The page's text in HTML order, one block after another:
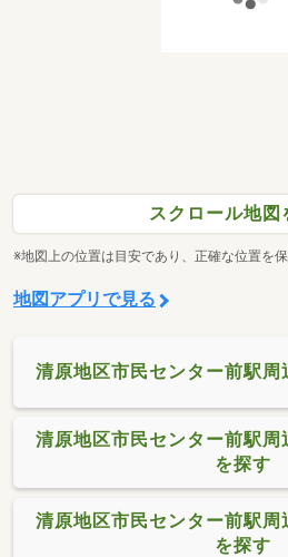
スクロール地図
※地図上の位置は目安であり、正確な位置を
地図アプリで見る
清原地区市民センター前駅
清原地区市民センター前駅
を探す
清原地区市民センター前駅
を探す